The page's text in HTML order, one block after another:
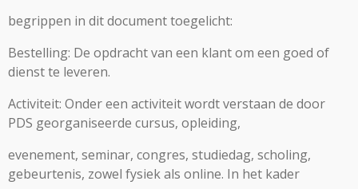
begrippen in dit document toegelicht:
Bestelling: De opdracht van een klant om een goed of
dienst te leveren.
Activiteit: Onder een activiteit wordt verstaan de door
PDS georganiseerde cursus, opleiding,
evenement, seminar, congres, studiedag, scholing,
gebeurtenis, zowel fysiek als online. In het kader